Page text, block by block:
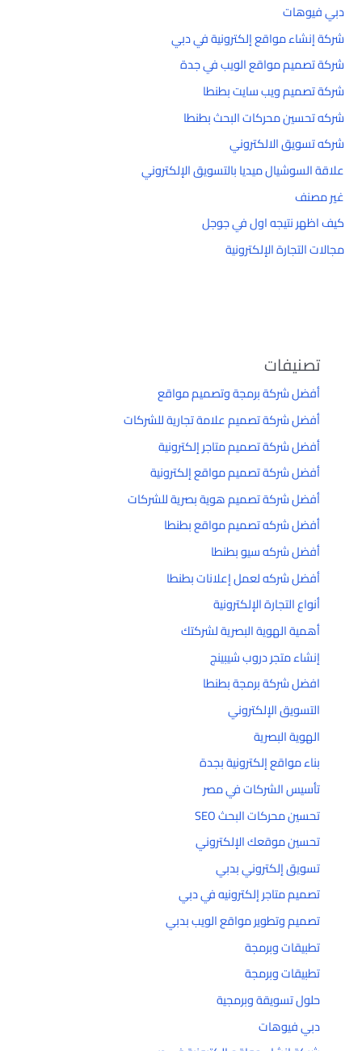
دبي فيوهات
شركة إنشاء مواقع إلكترونية في دبي
شركة تصميم مواقع الويب في جدة
شركة تصميم ويب سايت بطنطا
شركه تحسين محركات البحث بطنطا
شركه تسويق الالكتروني
علاقة السوشيال ميديا بالتسويق الإلكتروني
غير مصنف
كيف اظهر نتيجه اول في جوجل
مجالات التجارة الإلكترونية
تصنيفات
أفضل شركة برمجة وتصميم مواقع
أفضل شركة تصميم علامة تجارية للشركات
أفضل شركة تصميم متاجر إلكترونية
أفضل شركة تصميم مواقع إلكترونية
أفضل شركة تصميم هوية بصرية للشركات
أفضل شركه تصميم مواقع بطنطا
أفضل شركه سيو بطنطا
أفضل شركه لعمل إعلانات بطنطا
أنواع التجارة الإلكترونية
أهمية الهوية البصرية لشركتك
إنشاء متجر دروب شيبينج
افضل شركة برمجة بطنطا
التسويق الإلكتروني
الهوية البصرية
بناء مواقع إلكترونية بجدة
تأسيس الشركات في مصر
تحسين محركات البحث SEO
تحسين موقعك الإلكتروني
تسويق إلكتروني بدبي
تصميم متاجر إلكترونيه في دبي
تصميم وتطوير مواقع الويب بدبي
تطبيقات وبرمجة
تطبيقات وبرمجة
حلول تسويقة وبرمجية
دبي فيوهات